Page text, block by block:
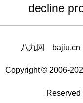
decline
八九网 bajiu.cn
Copyright © 2006-